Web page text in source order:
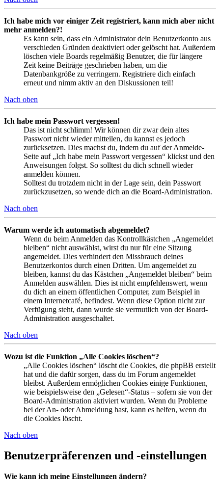
Ich habe mich vor einiger Zeit registriert, kann mich aber nicht
mehr anmelden?!
Es kann sein, dass ein Administrator dein Benutzerkonto aus
verschieden Gründen deaktiviert oder gelöscht hat. Außerdem
löschen viele Boards regelmäßig Benutzer, die für längere
Zeit keine Beiträge geschrieben haben, um die
Datenbankgröße zu verringern. Registriere dich einfach
erneut und nimm aktiv an den Diskussionen teil!
Nach oben
Ich habe mein Passwort vergessen!
Das ist nicht schlimm! Wir können dir zwar dein altes
Passwort nicht wieder mitteilen, du kannst es jedoch
zurücksetzen. Dies machst du, indem du auf der Anmelde-
Seite auf „Ich habe mein Passwort vergessen“ klickst und den
Anweisungen folgst. So solltest du dich schnell wieder
anmelden können.
Solltest du trotzdem nicht in der Lage sein, dein Passwort
zurückzusetzen, so wende dich an die Board-Administration.
Nach oben
Warum werde ich automatisch abgemeldet?
Wenn du beim Anmelden das Kontrollkästchen „Angemeldet
bleiben“ nicht auswählst, wirst du nur für eine Sitzung
angemeldet. Dies verhindert den Missbrauch deines
Benutzerkontos durch einen Dritten. Um angemeldet zu
bleiben, kannst du das Kästchen „Angemeldet bleiben“ beim
Anmelden auswählen. Dies ist nicht empfehlenswert, wenn
du dich an einem öffentlichen Computer, zum Beispiel in
einem Internetcafé, befindest. Wenn diese Option nicht zur
Verfügung steht, dann wurde sie vermutlich von der Board-
Administration ausgeschaltet.
Nach oben
Wozu ist die Funktion „Alle Cookies löschen“?
„Alle Cookies löschen“ löscht die Cookies, die phpBB erstellt
hat und die dafür sorgen, dass du im Forum angemeldet
bleibst. Außerdem ermöglichen Cookies einige Funktionen,
wie beispielsweise den „Gelesen“-Status – sofern sie von der
Board-Administration aktiviert wurden. Wenn du Probleme
bei der An- oder Abmeldung hast, kann es helfen, wenn du
die Cookies löscht.
Nach oben
Benutzerpräferenzen und -einstellungen
Wie kann ich meine Einstellungen ändern?